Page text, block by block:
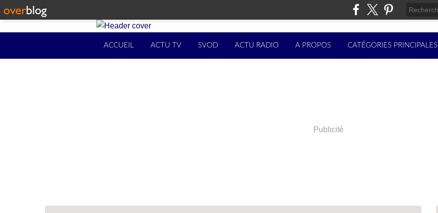
ACCUEIL ACTU TV SVOD ACTU RADIO A PROPOS CATÉGORIES PRINCIPALES
Publicité